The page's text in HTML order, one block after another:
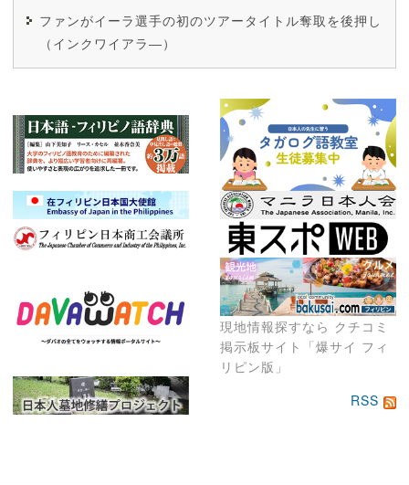
現地情報探すなら クチコミ
掲示板サイト「爆サイ フィ
リピン版」
ファンがイーラ選手の初のツアータイトル奪取を後押し
（インクワイアラ―）
RSS